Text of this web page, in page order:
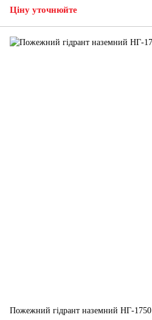
Ціну уточнюйте
Пожежний гідрант наземний НГ-1750